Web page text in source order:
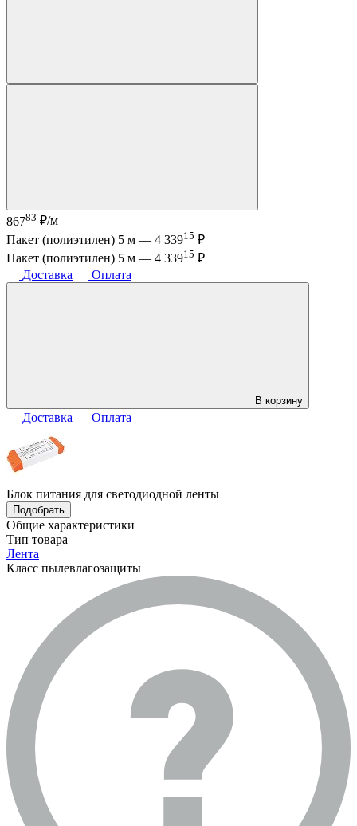
86783 ₽/м
Пакет (полиэтилен) 5 м — 4 33915 ₽
Пакет (полиэтилен) 5 м — 4 33915 ₽
Доставка
Оплата
В корзину
Доставка Оплата
Блок питания для светодиодной ленты
Подобрать
Общие характеристики
Тип товара
Лента
Класс пылевлагозащиты